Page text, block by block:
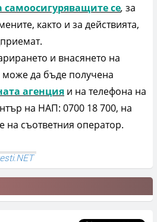
се, за
както и за действията,
и внасянето на
може да бъде получена
агенция и на телефона на
на НАП: 0700 18 700, на
на съответния оператор.